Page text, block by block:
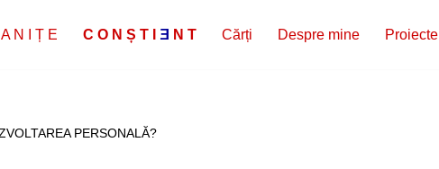
N I Ț E C O N Ș T E N T Cărți Despre mine Proiecte
PERSONALĂ?